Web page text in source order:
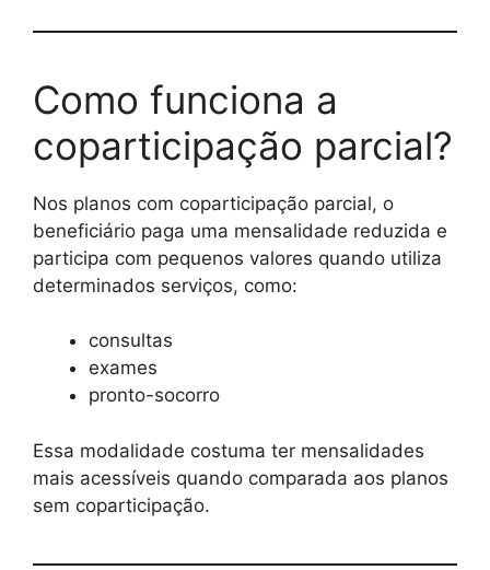
Como funciona a
coparticipação parcial?
Nos planos com coparticipação parcial, o
beneficiário paga uma mensalidade reduzida e
participa com pequenos valores quando utiliza
determinados serviços, como:
consultas
exames
pronto-socorro
Essa modalidade costuma ter mensalidades
mais acessíveis quando comparada aos planos
sem coparticipação.